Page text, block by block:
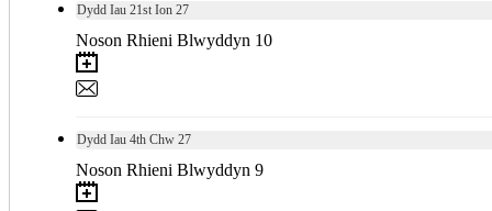
Dydd Iau 21st Ion 27
Noson Rhieni Blwyddyn 10
Dydd Iau 4th Chw 27
Noson Rhieni Blwyddyn 9